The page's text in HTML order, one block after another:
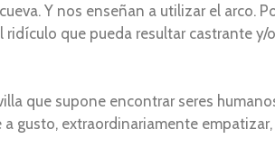
Y nos enseñan a utilizar el arco.
que pueda resultar castrante y/
que supone encontrar seres
gusto, extraordinariamente